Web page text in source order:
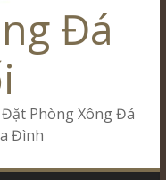
& Jjim Jil Bang –
Đá
Phòng Xông Đá
Đình